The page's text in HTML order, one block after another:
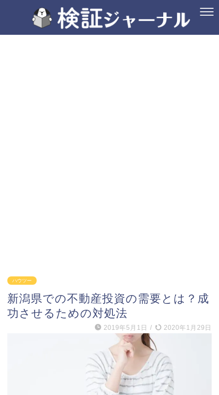
ハウツー
新潟県での不動産投資の需要とは？成
功させるための対処法
2019年5月1日 / 2020年1月29日